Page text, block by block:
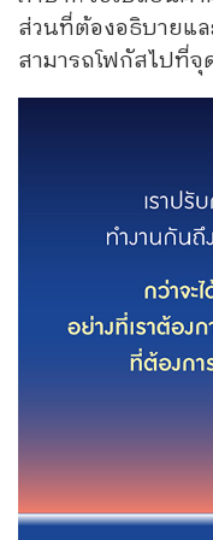
ส่วนที่ต้องอธิบายแ
สามารถโฟกัสไปที่จุ